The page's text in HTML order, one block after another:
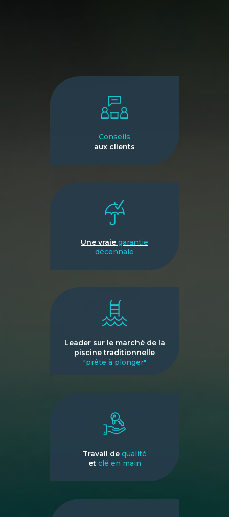
Conseils
aux clients
Une vraie garantie
décennale
Leader sur le marché de la
piscine traditionnelle
"prête à plonger"
Travail de qualité
et clé en main